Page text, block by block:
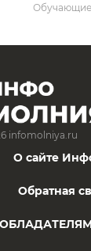
infomolniya.ru
О сайте
Обратная